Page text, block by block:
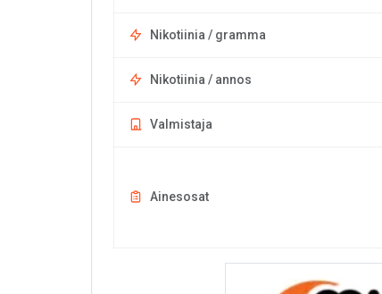
Nikotiinia / gramma
Nikotiinia / annos
Valmistaja
Ainesosat